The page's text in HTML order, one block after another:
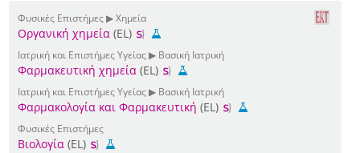
Φυσικές Επιστήμες ▶ Χημεία
Οργανική χημεία (EL)
Ιατρική και Επιστήμες Υγείας ▶ Βασική Ιατρική
Φαρμακευτική χημεία (EL)
Ιατρική και Επιστήμες Υγείας ▶ Βασική Ιατρική
Φαρμακολογία και Φαρμακευτική (EL)
Φυσικές Επιστήμες
Βιολογία (EL)